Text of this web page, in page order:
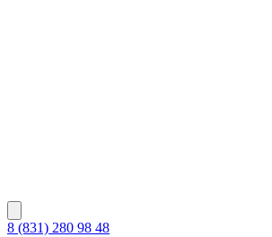
8 (831) 280 98 48